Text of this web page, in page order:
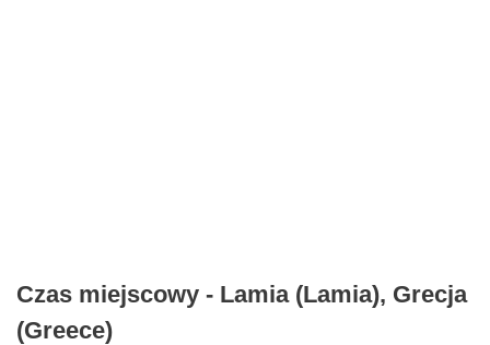
Czas miejscowy - Lamia (Lamia), Grecja
(Greece)